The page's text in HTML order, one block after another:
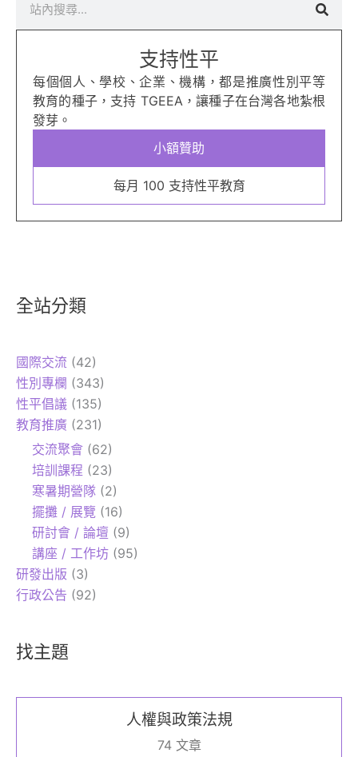
支持性平
每個個人、學校、企業、機構，都是推廣性別平等
教育的種子，支持 TGEEA，讓種子在台灣各地紮根
發芽。
小額贊助
每月 100 支持性平教育
全站分類
國際交流 (42)
性別專欄 (343)
性平倡議 (135)
教育推廣 (231)
交流聚會 (62)
培訓課程 (23)
寒暑期營隊 (2)
擺攤 / 展覽 (16)
研討會 / 論壇 (9)
講座 / 工作坊 (95)
研發出版 (3)
行政公告 (92)
找主題
人權與政策法規
74 文章